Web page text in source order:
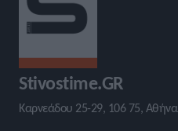
Stivostime.GR
Καρνεάδου 25-29, 106 75, Αθήνα